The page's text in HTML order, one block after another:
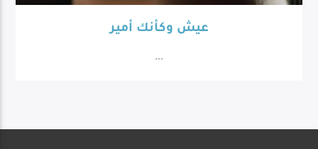
عيش وكأنك أمير
...